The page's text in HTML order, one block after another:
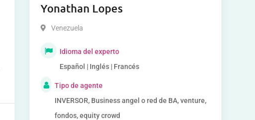
Yonathan Lopes
Venezuela
Idioma del experto
Español | Inglés | Francés
Tipo de agente
INVERSOR, Business angel o red de BA, venture,
fondos, equity crowd